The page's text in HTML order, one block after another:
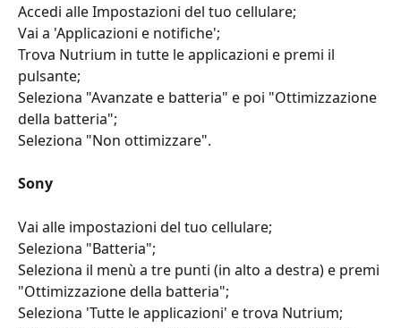
Accedi alle Impostazioni del tuo cellulare;
Vai a 'Applicazioni e notifiche';
Trova Nutrium in tutte le applicazioni e premi il
pulsante;
Seleziona "Avanzate e batteria" e poi "Ottimizzazione
della batteria";
Seleziona "Non ottimizzare".
Sony
Vai alle impostazioni del tuo cellulare;
Seleziona "Batteria";
Seleziona il menù a tre punti (in alto a destra) e premi
"Ottimizzazione della batteria";
Seleziona 'Tutte le applicazioni' e trova Nutrium;